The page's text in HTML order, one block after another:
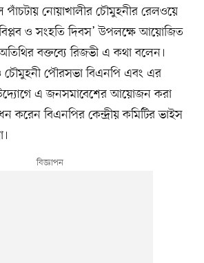
নোয়াখালীর চৌমুহনীর রেলওয়ে
ও সংহতি দিবস’ উপলক্ষে আয়োজিত
বক্তব্যে রিজভী এ কথা বলেন।
চৌমুহনী পৌরসভা বিএনপি এবং এর
এ জনসমাবেশের আয়োজন করা
করেন বিএনপির কেন্দ্রীয় কমিটির ভাইস